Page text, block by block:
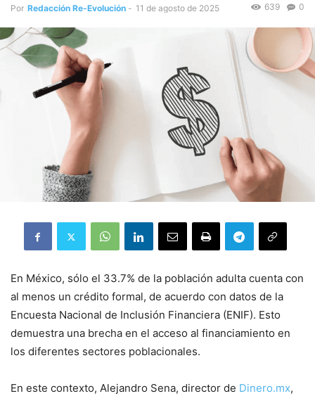
Por Redacción Re-Evolución - 11 de agosto de 2025 0
639
En México, sólo el 33.7% de la población adulta cuenta con
al menos un crédito formal, de acuerdo con datos de la
Encuesta Nacional de Inclusión Financiera (ENIF). Esto
demuestra una brecha en el acceso al financiamiento en
los diferentes sectores poblacionales.
En este contexto, Alejandro Sena, director de Dinero.mx,